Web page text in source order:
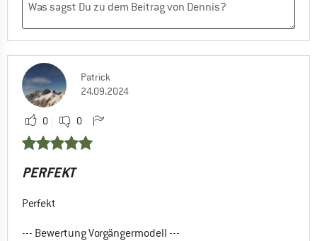
Patrick
24.09.2024
0 0
PERFEKT
Perfekt
--- Bewertung Vorgängermodell ---